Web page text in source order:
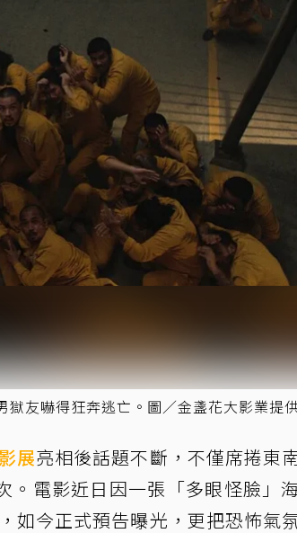
獄友嚇得狂奔逃亡。圖／金盞花大影業提
展亮相後話題不斷，不僅席捲東
。電影近日因一張「多眼怪臉」
如今正式預告曝光，更把恐怖氣